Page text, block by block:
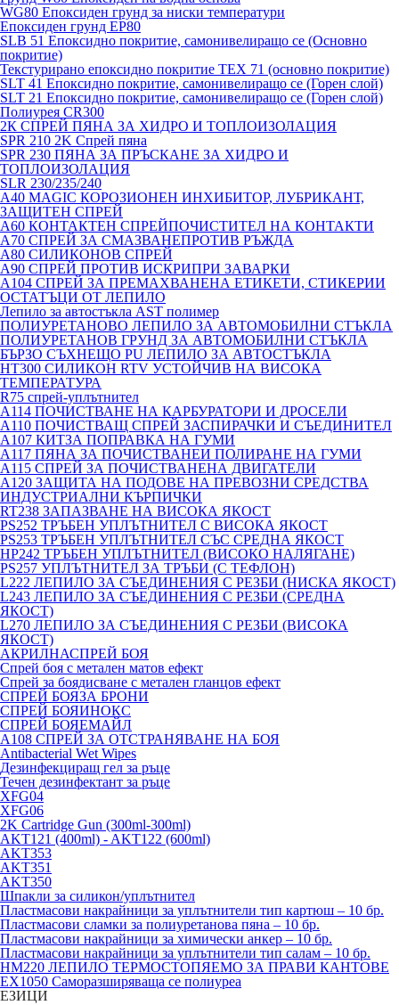
WG80 Епоксиден грунд за ниски температури
Епоксиден грунд EP80
SLB 51 Епоксидно покритие, самонивелиращо се (Основно
покритие)
Текстурирано епоксидно покритие TEX 71 (основно покритие)
SLT 41 Епоксидно покритие, самонивелиращо се (Горен слой)
SLT 21 Епоксидно покритие, самонивелиращо се (Горен слой)
Полиурея CR300
2К СПРЕЙ ПЯНА ЗА ХИДРО И ТОПЛОИЗОЛАЦИЯ
SPR 210 2K Спрей пяна
SPR 230 ПЯНА ЗА ПРЪСКАНЕ ЗА ХИДРО И
ТОПЛОИЗОЛАЦИЯ
SLR 230/235/240
A40 MAGIC КОРОЗИОНЕН ИНХИБИТОР, ЛУБРИКАНТ,
ЗАЩИТЕН СПРЕЙ
A60 КОНТАКТЕН СПРЕЙПОЧИСТИТЕЛ НА КОНТАКТИ
A70 СПРЕЙ ЗА СМАЗВАНЕПРОТИВ РЪЖДА
A80 СИЛИКОНОВ СПРЕЙ
A90 СПРЕЙ ПРОТИВ ИСКРИПРИ ЗАВАРКИ
A104 СПРЕЙ ЗА ПРЕМАХВАНЕНА ЕТИКЕТИ, СТИКЕРИИ
ОСТАТЪЦИ ОТ ЛЕПИЛО
Лепило за автостъкла AST полимер
ПОЛИУРЕТАНОВО ЛЕПИЛО ЗА АВТОМОБИЛНИ СТЪКЛА
ПОЛИУРЕТАНОВ ГРУНД ЗА АВТОМОБИЛНИ СТЪКЛА
БЪРЗО СЪХНЕЩО PU ЛЕПИЛО ЗА АВТОСТЪКЛА
HT300 СИЛИКОН RTV УСТОЙЧИВ НА ВИСОКА
ТЕМПЕРАТУРА
R75 спрей-уплътнител
A114 ПОЧИСТВАНЕ НА КАРБУРАТОРИ И ДРОСЕЛИ
A110 ПОЧИСТВАЩ СПРЕЙ ЗАСПИРАЧКИ И СЪЕДИНИТЕЛ
A107 КИТЗА ПОПРАВКА НА ГУМИ
A117 ПЯНА ЗА ПОЧИСТВАНЕИ ПОЛИРАНЕ НА ГУМИ
A115 СПРЕЙ ЗА ПОЧИСТВАНЕНА ДВИГАТЕЛИ
A120 ЗАЩИТА НА ПОДОВЕ НА ПРЕВОЗНИ СРЕДСТВА
ИНДУСТРИАЛНИ КЪРПИЧКИ
RT238 ЗАПАЗВАНЕ НА ВИСОКА ЯКОСТ
PS252 ТРЪБЕН УПЛЪТНИТЕЛ С ВИСОКА ЯКОСТ
PS253 ТРЪБЕН УПЛЪТНИТЕЛ СЪС СРЕДНА ЯКОСТ
HP242 ТРЪБЕН УПЛЪТНИТЕЛ (ВИСОКО НАЛЯГАНЕ)
PS257 УПЛЪТНИТЕЛ ЗА ТРЪБИ (С ТЕФЛОН)
L222 ЛЕПИЛО ЗА СЪЕДИНЕНИЯ С РЕЗБИ (НИСКА ЯКОСТ)
L243 ЛЕПИЛО ЗА СЪЕДИНЕНИЯ С РЕЗБИ (СРЕДНА
ЯКОСТ)
L270 ЛЕПИЛО ЗА СЪЕДИНЕНИЯ С РЕЗБИ (ВИСОКА
ЯКОСТ)
АКРИЛНАСПРЕЙ БОЯ
Спрей боя с метален матов ефект
Спрей за боядисване с метален гланцов ефект
СПРЕЙ БОЯЗА БРОНИ
СПРЕЙ БОЯИНОКС
СПРЕЙ БОЯЕМАЙЛ
A108 СПРЕЙ ЗА ОТСТРАНЯВАНЕ НА БОЯ
Antibacterial Wet Wipes
Дезинфекциращ гел за ръце
Течен дезинфектант за ръце
XFG04
XFG06
2K Cartridge Gun (300ml-300ml)
AKT121 (400ml) - AKT122 (600ml)
AKT353
AKT351
AKT350
Шпакли за силикон/уплътнител
Пластмасови накрайници за уплътнители тип картюш – 10 бр.
Пластмасови сламки за полиуретанова пяна – 10 бр.
Пластмасови накрайници за химически анкер – 10 бр.
Пластмасови накрайници за уплътнители тип салам – 10 бр.
HM220 ЛЕПИЛО ТЕРМОСТОПЯЕМО ЗА ПРАВИ КАНТОВЕ
EX1050 Саморазширяваща се полиуреа
ЕЗИЦИ